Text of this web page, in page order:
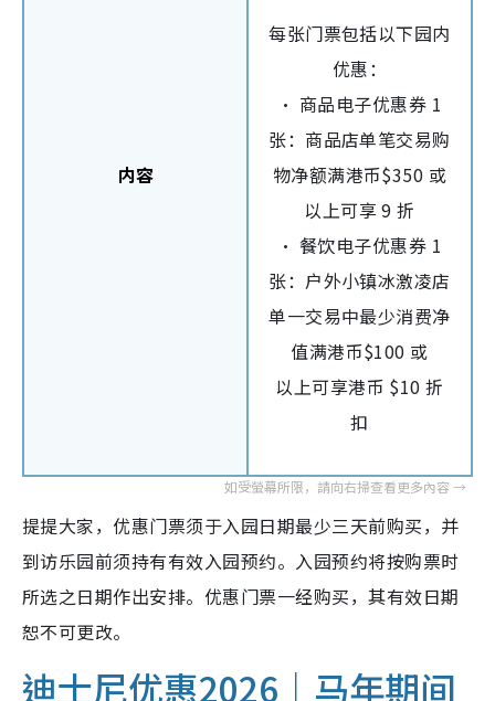
内容
每张门票包括以下园内
优惠：
• 商品电子优惠券 1
张：商品店单笔交易购
物净额满港币$350 或
以上可享 9 折
• 餐饮电子优惠券 1
张：户外小镇冰激凌店
单一交易中最少消费净
值满港币$100 或
以上可享港币 $10 折
扣
提提大家，优惠门票须于入园日期最少三天前购买，并
到访乐园前须持有有效入园预约。入园预约将按购票时
所选之日期作出安排。优惠门票一经购买，其有效日期
恕不可更改。
迪士尼优惠2026｜马年期间